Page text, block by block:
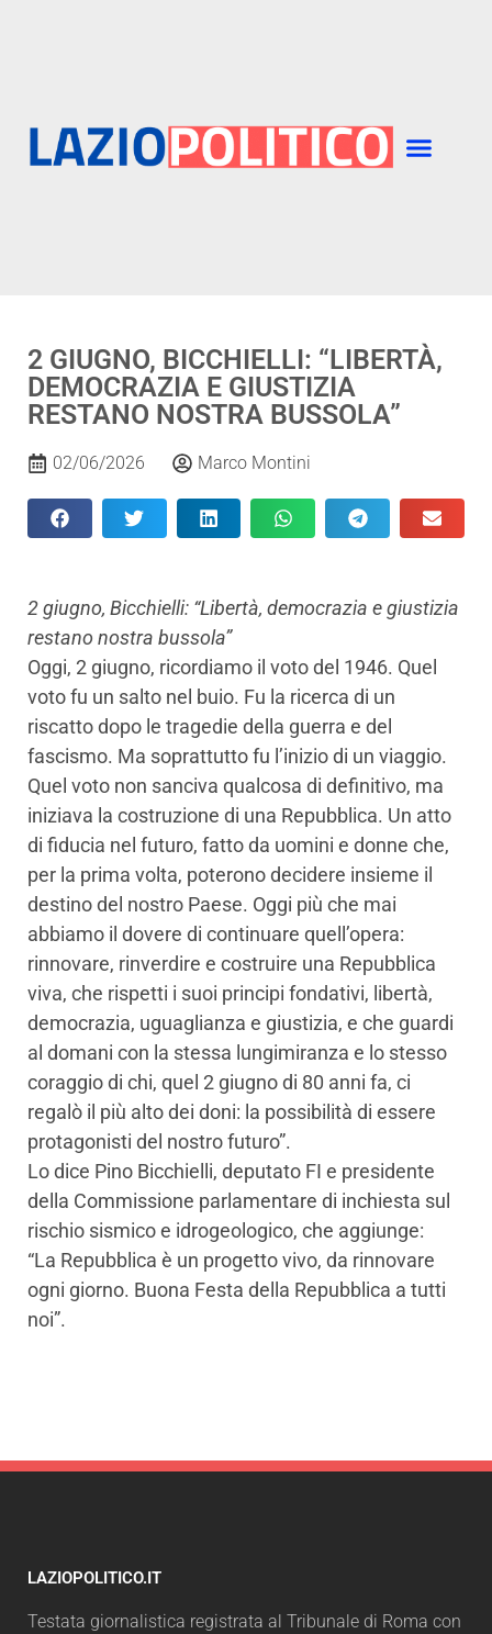
2 GIUGNO, BICCHIELLI: “LIBERTÀ,
DEMOCRAZIA E GIUSTIZIA
RESTANO NOSTRA BUSSOLA”
02/06/2026 Marco Montini
2 giugno, Bicchielli: “Libertà, democrazia e giustizia
restano nostra bussola”
Oggi, 2 giugno, ricordiamo il voto del 1946. Quel
voto fu un salto nel buio. Fu la ricerca di un
riscatto dopo le tragedie della guerra e del
fascismo. Ma soprattutto fu l’inizio di un viaggio.
Quel voto non sanciva qualcosa di definitivo, ma
iniziava la costruzione di una Repubblica. Un atto
di fiducia nel futuro, fatto da uomini e donne che,
per la prima volta, poterono decidere insieme il
destino del nostro Paese. Oggi più che mai
abbiamo il dovere di continuare quell’opera:
rinnovare, rinverdire e costruire una Repubblica
viva, che rispetti i suoi principi fondativi, libertà,
democrazia, uguaglianza e giustizia, e che guardi
al domani con la stessa lungimiranza e lo stesso
coraggio di chi, quel 2 giugno di 80 anni fa, ci
regalò il più alto dei doni: la possibilità di essere
protagonisti del nostro futuro”.
Lo dice Pino Bicchielli, deputato FI e presidente
della Commissione parlamentare di inchiesta sul
rischio sismico e idrogeologico, che aggiunge:
“La Repubblica è un progetto vivo, da rinnovare
ogni giorno. Buona Festa della Repubblica a tutti
noi”.
LAZIOPOLITICO.IT
Testata giornalistica registrata al Tribunale di Roma con